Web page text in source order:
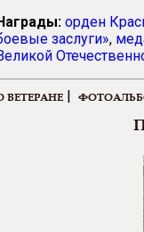
орден
заслуги»,
ВЕТЕРАНЕ |